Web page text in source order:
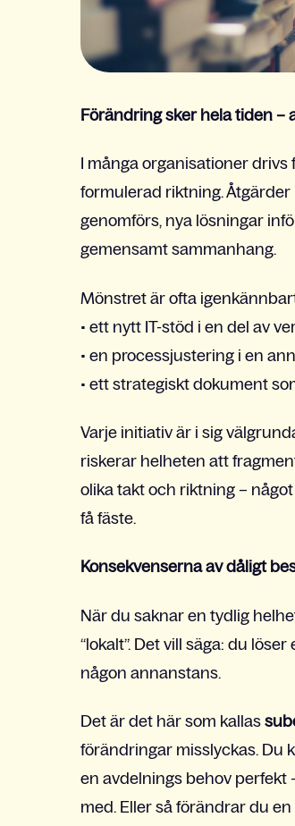
Förändring sker hela tiden –
I många organisationer
formulerad riktning.
genomförs, nya lösningar
gemensamt sammanhang.
Mönstret är ofta
• ett nytt IT-stöd i en del av
• en processjustering i en
• ett strategiskt dokument
Varje initiativ är i sig
riskerar helheten att
olika takt och riktning –
få fäste.
Konsekvenserna av dåligt
När du saknar en tydlig
“lokalt”. Det vill säga: du
någon annanstans.
Det är det här som kallas
förändringar misslyckas. Du
en avdelnings behov perfekt
med. Eller så förändrar du